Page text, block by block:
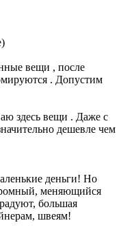
вещи , после
. Допустим
здесь вещи . Даже с
дешевле чем
деньги! Но
меняющийся
большая
швеям!